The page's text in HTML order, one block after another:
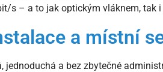
s – a to jak optickým vláknem, tak i
a místní
jednoduchá a bez zbytečné